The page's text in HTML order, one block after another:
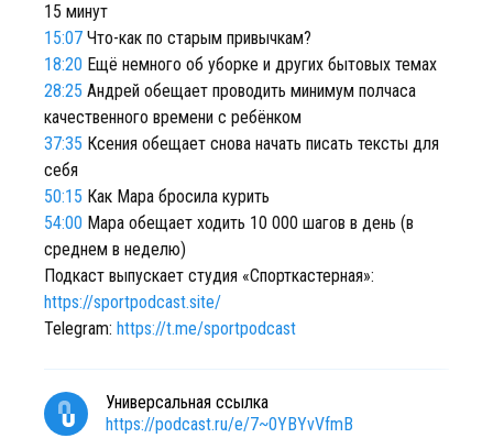
15 минут
15:07 Что-как по старым привычкам?
18:20 Ещё немного об уборке и других бытовых темах
28:25 Андрей обещает проводить минимум полчаса
качественного времени с ребёнком
37:35 Ксения обещает снова начать писать тексты для
себя
50:15 Как Мара бросила курить
54:00 Мара обещает ходить 10 000 шагов в день (в
среднем в неделю)
Подкаст выпускает студия «Спорткастерная»:
https://sportpodcast.site/
Telegram: https://t.me/sportpodcast
Универсальная ссылка
https://podcast.ru/e/7~0YBYvVfmB